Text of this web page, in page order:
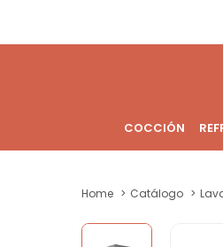
COCCIÓN
Home Catálogo